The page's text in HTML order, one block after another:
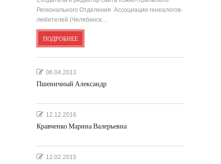
Регионального Отделения Ассоциации генеалогов-
любителей (Челябинск…
ПОДРОБНЕЕ
06.04.2013
Пшеничный Александр
12.12.2016
Кравченко Марина Валерьевна
12.02.2015